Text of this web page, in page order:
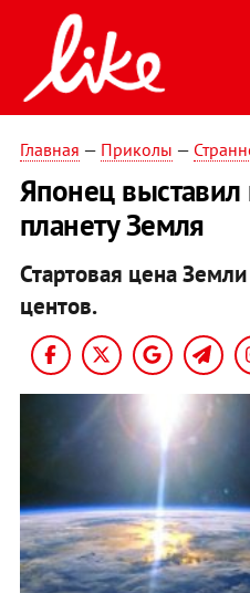
Главная — Приколы —
Японец выставил
планету Земля
Стартовая цена
центов.